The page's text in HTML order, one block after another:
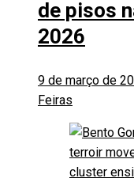
de pisos
2026
9 de março de
Feiras